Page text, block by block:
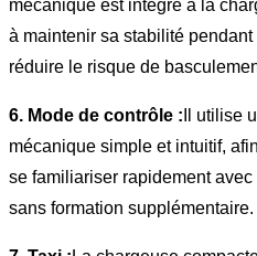
mécanique est intégré à la
à maintenir sa stabilité
réduire le risque de
6. Mode de contrôle : Il utilise
mécanique simple et intuitif,
se familiariser rapidement
sans formation supplémentaire.